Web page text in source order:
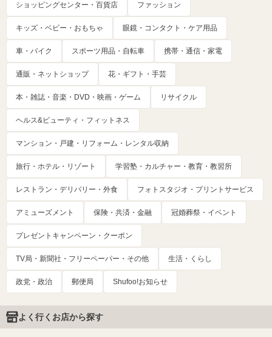
ショッピングセンター・百貨店 ファッション
キッズ・ベビー・おもちゃ 眼鏡・コンタクト・ケア用品
車・バイク スポーツ用品・自転車 携帯・通信・家電
通販・ネットショップ 花・ギフト・手芸
本・雑誌・音楽・DVD・映画・ゲーム リサイクル
ヘルス&ビューティ・フィットネス
マンション・戸建・リフォーム・レンタル収納
旅行・ホテル・リゾート 学習塾・カルチャー・教育・教習所
レストラン・デリバリー・外食 フォトスタジオ・プリントサービス
アミューズメント 保険・共済・金融 冠婚葬祭・イベント
プレゼントキャンペーン・クーポン
TV局・新聞社・フリーペーパー・その他 生活・くらし
政党・政治 郵便局 Shufoo!お知らせ
よく行くお店から探す